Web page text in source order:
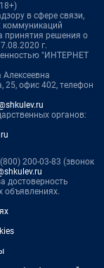
в сфере связи,
коммуникаций
принятия решения о
г.
"ИНТЕРНЕТ
25, офис 402, телефон
органов:
200-03-83 (звонок
достоверность
объявлениях.